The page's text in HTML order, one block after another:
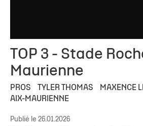
TOP 3 - Stade
Maurienne
PROS TYLER THOMAS
MAXENCE
AIX-MAURIENNE
Publié le 26.01.2026